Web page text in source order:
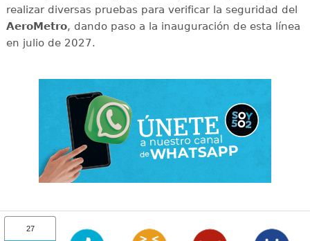
realizar diversas pruebas para verificar la seguridad del
AeroMetro, dando paso a la inauguración de esta línea
en julio de 2027.
27